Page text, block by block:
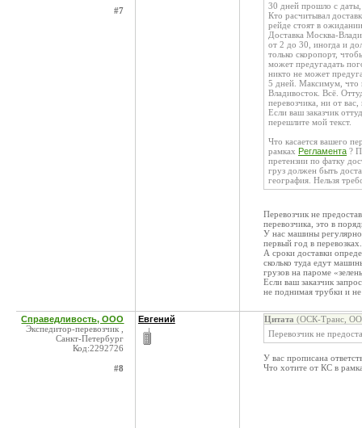
#7
30 дней прошло с даты,
Кто расчитывал
рейде стоят в
Доставка Москва-
от 2 до 30, иногда и
только скоропорт,
может предугадать
никто не может
5 дней. Максимум, что
Владивосток. Всё.
перевозчика, ни от
Если ваш заказчик
перешлите мой текст.
Что касается вашего
рамках Регламента ?
претензии по фатку
груз должен быть
география. Нельзя
Перевозчик не
перевозчика, это в
У нас машины регулярно
первый год в перевозках.
А сроки доставки
сколько туда едут
грузов на пароме
Если ваш заказчик
не поднимая трубки и
Справедливость, ООО
Экспедитор-перевозчик ,
Санкт-Петербург
Код:2292726
#8
Евгений Цитата (ОСК-Транс,
Перевозчик не
У вас прописана
Что хотите от КС в